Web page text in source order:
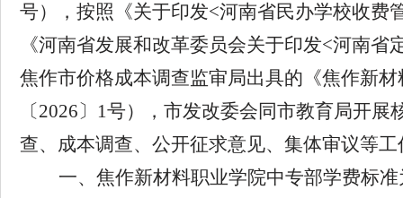
号）
，按照《关于印发<河南省民办学校收费
《河南省发展和改革委员会关于印发<河南省
焦作市价格成本调查监审局出具的《焦作新
〔2026〕 1号），市发改委会同市教育局开展
查、成本调查、公开征求意见、集体审议等工
一、焦作新材料职业学院中专部学费标准